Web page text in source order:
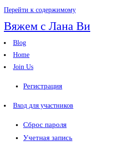
Перейти к содержимому
Вяжем с Лана Ви
Blog
Home
Join Us
Регистрация
Вход для участников
Сброс пароля
Учетная запись